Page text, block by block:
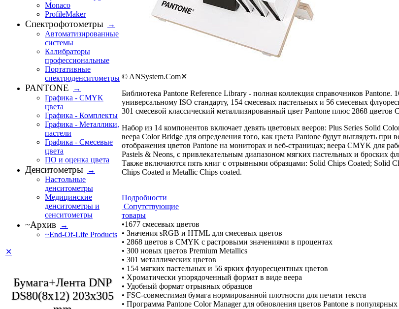
© ANSystem.Com✕
Библиотека Pantone Reference Library - полная коллекция справочников
универсальному ISO стандарту, 154 смесевых пастельных и 56 смесевых
301 смесевой классический металлизированный цвет Pantone плюс 2868 цветов
Набор из 14 компонентов включает девять цветовых вееров: Plus Series Solid
веера Color Bridge для определения того, как цвета Pantone будут выглядеть
отображения цветов Pantone на мониторах и веб-страницах; веера CMYK для
Pastels & Neons, с привлекательным диапазоном мягких пастельных и броских
Также включаются пять книг с отрывными образцами: Solid Chips Coated; Solid
Chips Coated и Metallic Chips coated.
Подробности
Сопутствующие
товары
•1677 смесевых цветов
• Значения sRGB и HTML для смесевых цветов
• 2868 цветов в CMYK с растровыми значениями в процентах
• 300 новых цветов Premium Metallics
• 301 металлических цветов
• 154 мягких пастельных и 56 ярких флуоресцентных цветов
• Хроматически упорядоченный формат в виде веера
• Удобный формат отрывных образцов
• FSC-совместимая бумага нормированной плотности для печати текста
• Программа Pantone Color Manager для обновления цветов Pantone в
Monaco
ProfileMaker
Спектрофотометры
→
Автоматизированные
системы
Калибраторы
профессиональные
Портативные
cпектроденситометры
PANTONE
→
Графика - CMYK
цвета
Графика - Комплекты
Графика - Металлики,
пастели
Графика - Смесевые
цвета
ПО и оценка цвета
Денситометры
→
Настольные
денситометры
Медицинские
денситометры и
сенситометры
~Архив
→
~End-Of-Life Products
✕
Бумага+Лента DNP
DS80(8x12) 203x305